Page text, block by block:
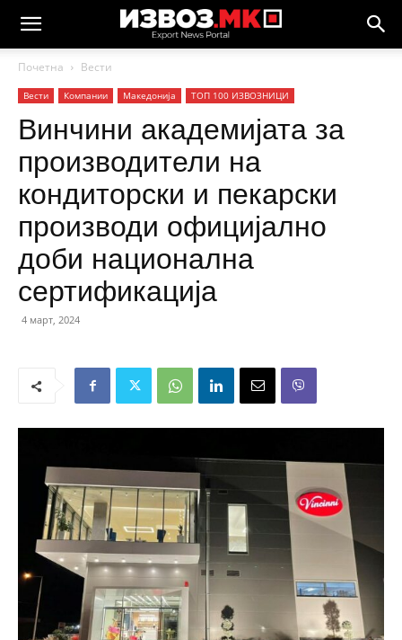
Почетна Вести
Вести Компании Македонија ТОП 100 ИЗВОЗНИЦИ
Винчини академијата за
производители на
кондиторски и пекарски
производи официјално
доби национална
сертификација
4 март, 2024